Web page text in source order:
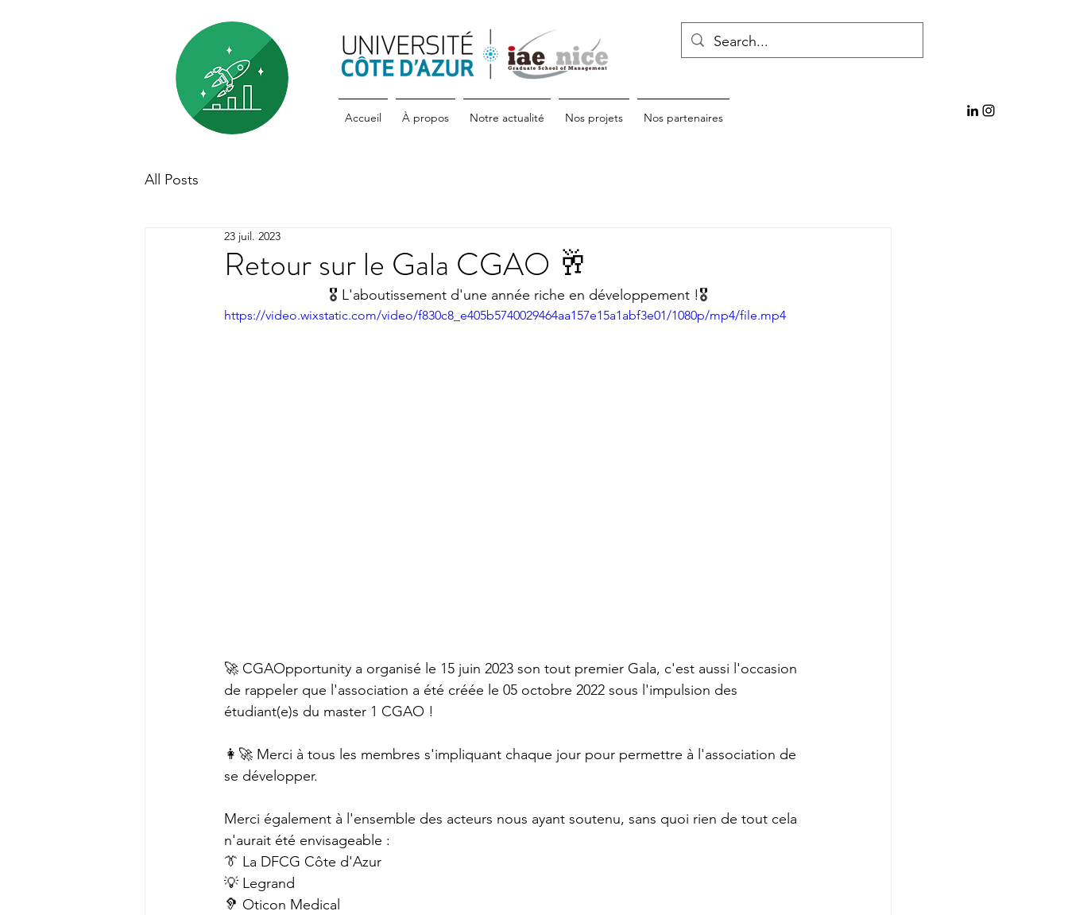
Accueil À propos Notre actualité Nos projets Nos partenaires
All Posts
Retour sur le Gala CGAO 🥂
23 juil. 2023
🎖 L'aboutissement d'une année riche en développement !🎖
https://video.wixstatic.com/video/f830c8_e405b5740029464aa157e15a1abf3e01/1080p/mp4/file.mp4
🚀 CGAOpportunity a organisé le 15 juin 2023 son tout premier Gala, c'est aussi l'occasion
de rappeler que l'association a été créée le 05 octobre 2022 sous l'impulsion des
étudiant(e)s du master 1 CGAO !
👩‍🚀 Merci à tous les membres s'impliquant chaque jour pour permettre à l'association de
se développer.
Merci également à l'ensemble des acteurs nous ayant soutenu, sans quoi rien de tout cela
n'aurait été envisageable :
👔 La DFCG Côte d'Azur
💡 Legrand
🦻 Oticon Medical